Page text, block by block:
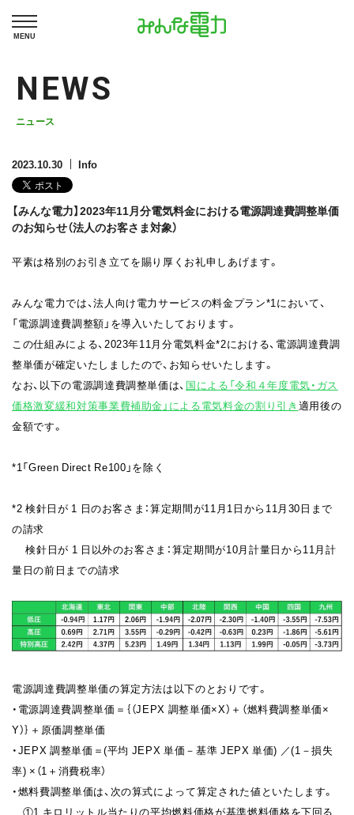
MENU
NEWS
ニュース
2023.10.30 Info
【みんな電力】2023年11月分電気料金における電源調達費調整単価
のお知らせ（法人のお客さま対象）
平素は格別のお引き立てを賜り厚くお礼申しあげます。
みんな電力では、法人向け電力サービスの料金プラン*1において、
「電源調達費調整額 」を導入いたしております。
この仕組みによる、2023年11月分電気料金*2における、電源調達費調
整単価が確定いたしましたので、お知らせいたします。
なお、以下の電源調達費調整単価は、 国による「令和４年度電気・ガス
価格激変緩和対策事業費補助⾦」による電気料金の割り引き 適用後の
金額です。
*1「Green Direct Re100」を除く
*2 検針日が 1 日のお客さま：算定期間が11月1日から11月30日まで
の請求
検針日が 1 日以外のお客さま：算定期間が10月計量日から11月計
量日の前日までの請求
電源調達費調整単価の算定方法は以下のとおりです。
・電源調達費調整単価＝｛（JEPX 調整単価×X）＋（燃料費調整単価×
Y）｝＋原価調整単価
・JEPX 調整単価＝(平均 JEPX 単価－基準 JEPX 単価) ／(1－損失
率) ×（1＋消費税率）
・燃料費調整単価は、次の算式によって算定された値といたします。
①1 キロリットル当たりの平均燃料価格が基準燃料価格を下回る